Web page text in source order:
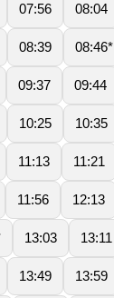
07:56 08:04
08:39 08:46*
09:37 09:44
10:25 10:35
11:13 11:21
11:56 12:13
13:03 13:11
13:49 13:59